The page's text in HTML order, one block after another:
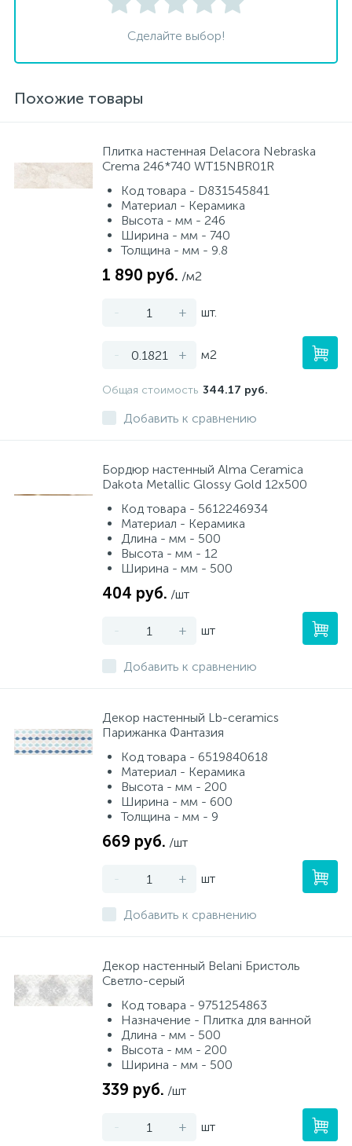
Сделайте выбор!
Похожие товары
Плитка настенная Delacora Nebraska
Crema 246*740 WT15NBR01R
Код товара - D831545841
Материал - Керамика
Высота - мм - 246
Ширина - мм - 740
Толщина - мм - 9.8
1 890 руб. /м2
- + шт.
- + м2
Общая стоимость 344.17 руб.
Добавить к сравнению
Бордюр настенный Alma Ceramica
Dakota Metallic Glossy Gold 12x500
Код товара - 5612246934
Материал - Керамика
Длина - мм - 500
Высота - мм - 12
Ширина - мм - 500
404 руб. /шт
- + шт
Добавить к сравнению
Декор настенный Lb-ceramics
Парижанка Фантазия
Код товара - 6519840618
Материал - Керамика
Высота - мм - 200
Ширина - мм - 600
Толщина - мм - 9
669 руб. /шт
- + шт
Добавить к сравнению
Декор настенный Belani Бристоль
Светло-серый
Код товара - 9751254863
Назначение - Плитка для ванной
Длина - мм - 500
Высота - мм - 200
Ширина - мм - 500
339 руб. /шт
- + шт